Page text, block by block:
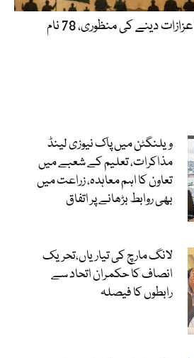
ویلنگٹن میں پاک نیوزی لینڈ
مذاکرات، تعلیم کے شعبے میں
تعاون کا اہم معاہدہ، زراعت میں
بھی روابط بڑھانے پر اتفاق
لانگ مارچ کی تیاریاں،تحریک
انصاف کا حکمران اتحاد سے
رابطوں کا فیصلہ
شہدا اور غازیوں کو سول اعزازات دینے کی منظوری، 78 نام